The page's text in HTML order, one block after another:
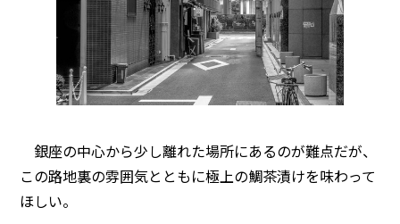
銀座の中心から少し離れた場所にあるのが難点だが、
この路地裏の雰囲気とともに極上の鯛茶漬けを味わって
ほしい。